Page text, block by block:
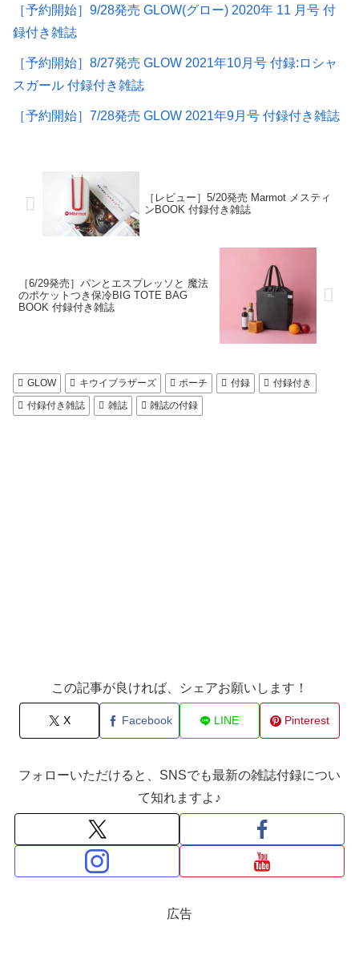
［予約開始］9/28発売 GLOW(グロー) 2020年 11 月号 付
録付き雑誌
［予約開始］8/27発売 GLOW 2021年10月号 付録:ロシャ
スガール 付録付き雑誌
［予約開始］7/28発売 GLOW 2021年9月号 付録付き雑誌
［レビュー］5/20発売 Marmot メスティ
ンBOOK 付録付き雑誌
［6/29発売］パンとエスプレッソと 魔法
のポケットつき保冷BIG TOTE BAG
BOOK 付録付き雑誌
GLOW キウイブラザーズ ポーチ 付録
付録付き
付録付き雑誌
雑誌 雑誌の付録
この記事が良ければ、シェアお願いします！
X Facebook LINE Pinterest
フォローいただけると、SNSでも最新の雑誌付録につい
て知れますよ♪
広告